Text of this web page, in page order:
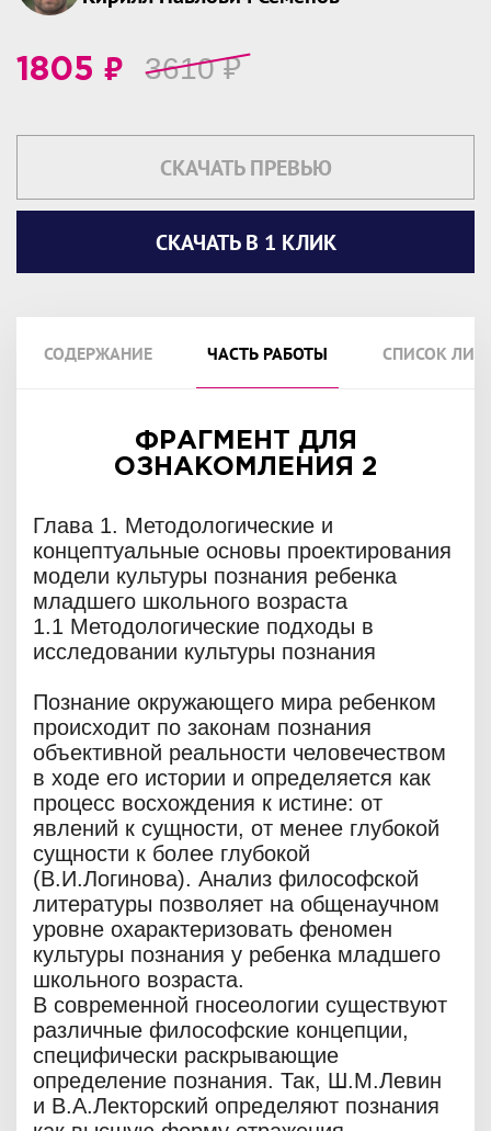
1805 ₽ 3610₽
СКАЧАТЬ ПРЕВЬЮ
СКАЧАТЬ В 1 КЛИК
СОДЕРЖАНИЕ ЧАСТЬ РАБОТЫ СПИСОК
ФРАГМЕНТ ДЛЯ
ОЗНАКОМЛЕНИЯ 2
Глава 1. Методологические и
концептуальные основы проектирования
модели культуры познания ребенка
младшего школьного возраста
1.1 Методологические подходы в
исследовании культуры познания
Познание окружающего мира ребенком
происходит по законам познания
объективной реальности человечеством
в ходе его истории и определяется как
процесс восхождения к истине: от
явлений к сущности, от менее глубокой
сущности к более глубокой
(В.И.Логинова). Анализ философской
литературы позволяет на общенаучном
уровне охарактеризовать феномен
культуры познания у ребенка младшего
школьного возраста.
В современной гносеологии существуют
различные философские концепции,
специфически раскрывающие
определение познания. Так, Ш.М.Левин
и В.А.Лекторский определяют познания